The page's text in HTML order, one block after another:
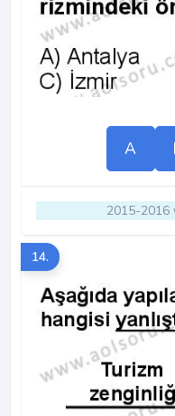
A
2015-2016
14.